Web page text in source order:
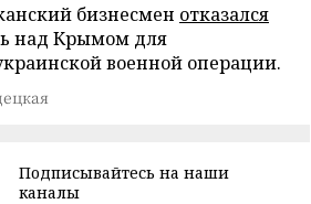
бизнесмен отказался
над Крымом для
военной операции.
Подписывайтесь на наши
каналы